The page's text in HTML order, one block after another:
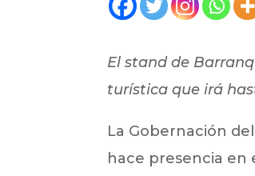
El stand de
turística que irá
La Gobernación
hace presencia en